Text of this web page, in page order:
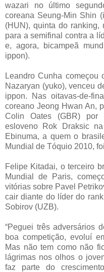
wazari no último
coreana Seung-Min Shin
(HUN), quinta do ranking,
para a semifinal contra a
e, agora, bicampeã
ippon).
Leandro Cunha começou
Nazaryan (yuko), venceu
ippon. Nas oitavas-de-
coreano Jeong Hwan An,
Colin Oates (GBR) por
esloveno Rok Draksic
Ebinuma, a quem o
Mundial de Tóquio 2010,
Felipe Kitadai, o terceiro
Mundial de Paris,
vitórias sobre Pavel
cair diante do líder do
Sobirov (UZB).
“Peguei três adversários
boa competição, evoluí
Mas não tem como não
lágrimas nos olhos o
faz parte do